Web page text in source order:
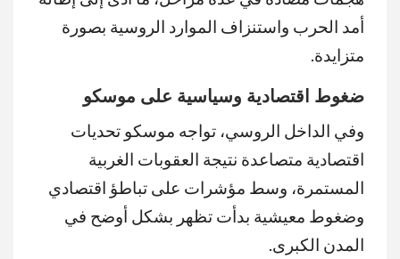
أمد الحرب واستنزاف الموارد الروسية بصورة
متزايدة.
ضغوط اقتصادية وسياسية على موسكو
وفي الداخل الروسي، تواجه موسكو تحديات
اقتصادية متصاعدة نتيجة العقوبات الغربية
المستمرة، وسط مؤشرات على تباطؤ اقتصادي
وضغوط معيشية بدأت تظهر بشكل أوضح في
المدن الكبرى.